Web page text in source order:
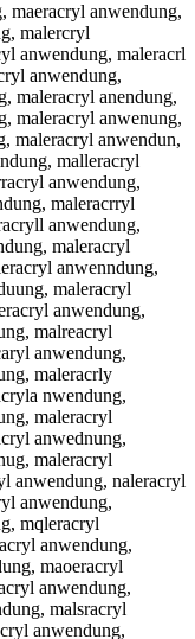
maeracryl anwendung,
malercryl
anwendung, maleracrl
anwendung,
maleracryl anendung,
maleracryl anwenung,
maleracryl anwendun,
malleracryl
anwendung,
maleracrryl
anwendung,
maleracryl
anwenndung,
maleracryl
anwendung,
malreacryl
anwendung,
maleracrly
nwendung,
maleracryl
anwednung,
maleracryl
anwendung, naleracryl
anwendung,
mqleracryl
anwendung,
maoeracryl
anwendung,
malsracryl
anwendung,